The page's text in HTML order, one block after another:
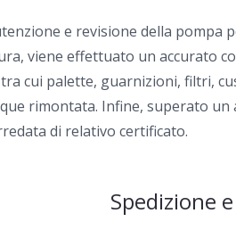
e revisione della
viene effettuato un accurato
cui palette, guarnizioni, filtri,
rimontata. Infine, superato
di relativo certificato.
Spedizione